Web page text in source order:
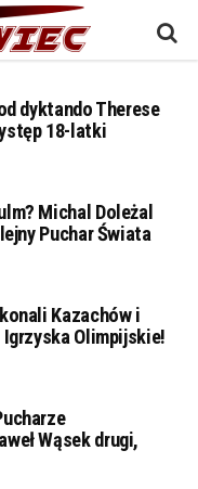
dyktando Therese
18-latki
Michal Doleżal
Puchar Świata
Kazachów i
Olimpijskie!
Wąsek drugi,